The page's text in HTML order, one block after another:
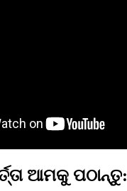
ଆମକୁ ପଠାନ୍ତୁ: